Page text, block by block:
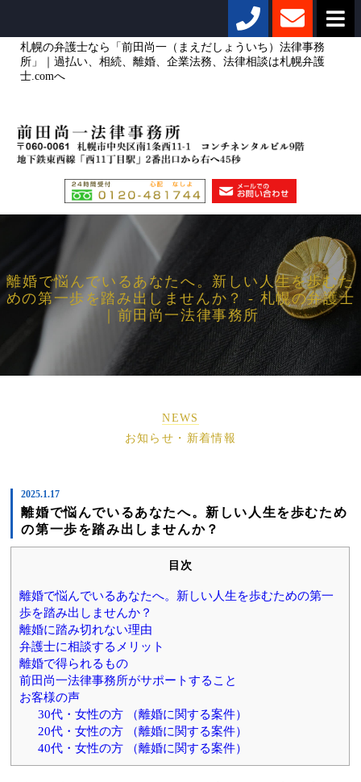
札幌の弁護士なら「前田尚一（まえだしょういち）法律事務
所」｜過払い、相続、離婚、企業法務、法律相談は札幌弁護
士.comへ
離婚で悩んでいるあなたへ。新しい人生を歩むた
めの第一歩を踏み出しませんか？ - 札幌の弁護士
｜前田尚一法律事務所
NEWS
お知らせ・新着情報
2025.1.17
離婚で悩んでいるあなたへ。新しい人生を歩むため
の第一歩を踏み出しませんか？
目次
離婚で悩んでいるあなたへ。新しい人生を歩むための第一
歩を踏み出しませんか？
離婚に踏み切れない理由
弁護士に相談するメリット
離婚で得られるもの
前田尚一法律事務所がサポートすること
お客様の声
30代・女性の方 （離婚に関する案件）
20代・女性の方 （離婚に関する案件）
40代・女性の方 （離婚に関する案件）